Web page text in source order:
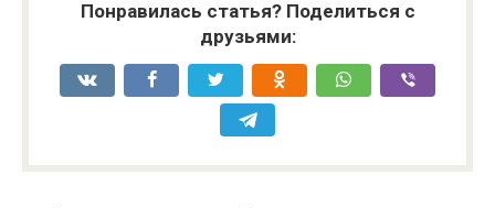
Понравилась статья? Поделиться с
друзьями: